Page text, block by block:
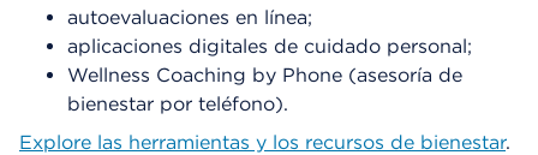
autoevaluaciones en línea;
aplicaciones digitales de cuidado personal;
Wellness Coaching by Phone (asesoría de
bienestar por teléfono).
Explore las herramientas y los recursos de bienestar.